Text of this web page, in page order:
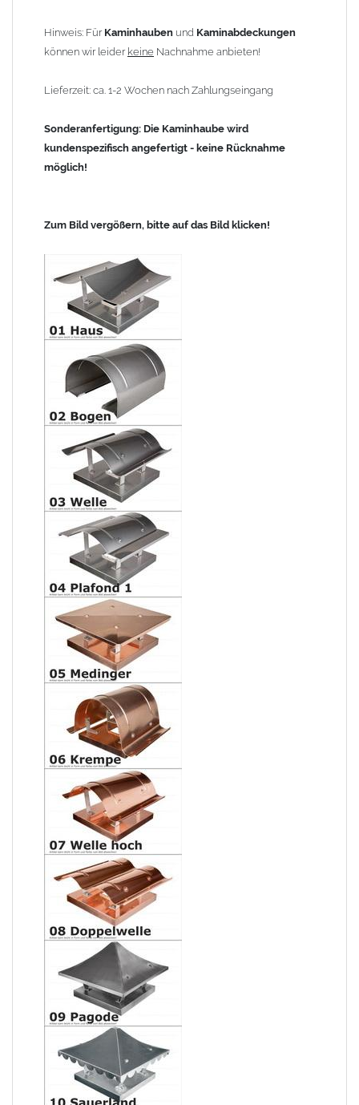
Hinweis: Für Kaminhauben und Kaminabdeckungen
können wir leider keine Nachnahme anbieten!
Lieferzeit: ca. 1-2 Wochen nach Zahlungseingang
Sonderanfertigung: Die Kaminhaube wird
kundenspezifisch angefertigt - keine Rücknahme
möglich!
Zum Bild vergößern, bitte auf das Bild klicken!